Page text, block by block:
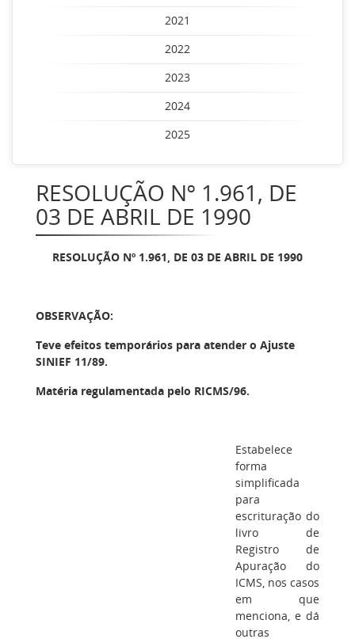
2021
2022
2023
2024
2025
RESOLUÇÃO Nº 1.961, DE
03 DE ABRIL DE 1990
RESOLUÇÃO Nº 1.961, DE 03 DE ABRIL DE 1990
OBSERVAÇÃO:
Teve efeitos temporários para atender o Ajuste
SINIEF 11/89.
Matéria regulamentada pelo RICMS/96.
Estabelece
forma
simplificada
para
escrituração do
livro de
Registro de
Apuração do
ICMS, nos casos
em que
menciona, e dá
outras